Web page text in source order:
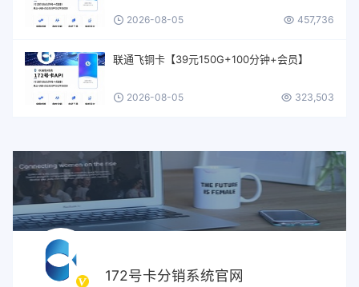
2026-08-05 457,736
联通飞铜卡【39元150G+100分钟+会员】
2026-08-05 323,503
172号卡分销系统官网